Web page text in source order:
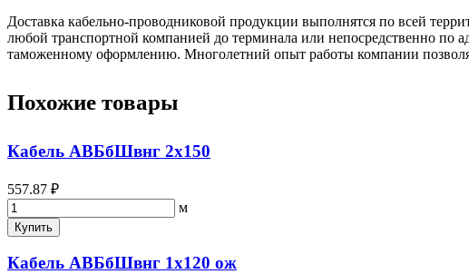
Доставка кабельно-проводниковой продукции выполнятся по всей
любой транспортной компанией до терминала или непосредственно по
таможенному оформлению. Многолетний опыт работы компании
Похожие товары
Кабель АВБбШвнг 2х150
557.87 ₽
м
Купить
Кабель АВБбШвнг 1х120 ож